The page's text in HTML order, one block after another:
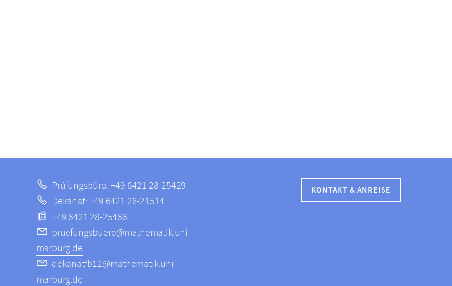
Prüfungsbüro: +49 6421 28-25429
Dekanat: +49 6421 28-21514
+49 6421 28-25466
pruefungsbuero@mathematik.uni-
marburg.de
dekanatfb12@mathematik.uni-
marburg.de
KONTAKT & ANREISE